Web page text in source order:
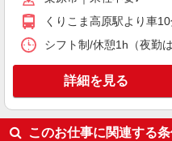
キープ
株式会社kotrio /●SD-H-2066571
栗原市★未
へ★サ高住
くりこま高原駅より車
シフト制/休憩1h（夜勤
詳細を見る
このお仕事に関連する